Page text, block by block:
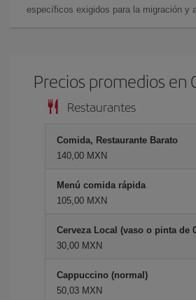
específicos exigidos para la migración y
Precios promedios en
Restaurantes
Comida, Restaurante Barato
140,00 MXN
Menú comida rápida
105,00 MXN
Cerveza Local (vaso o pinta de
30,00 MXN
Cappuccino (normal)
50,03 MXN